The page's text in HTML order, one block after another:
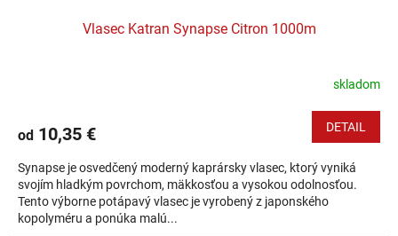
Vlasec Katran Synapse Citron 1000m
skladom
od 10,35 € DETAIL
Synapse je osvedčený moderný kaprársky vlasec, ktorý vyniká
svojím hladkým povrchom, mäkkosťou a vysokou odolnosťou.
Tento výborne potápavý vlasec je vyrobený z japonského
kopolyméru a ponúka malú...